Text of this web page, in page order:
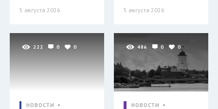
5 августа 2026 5 августа 2026
222 0 0
НОВОСТИ
486 0 0
НОВОСТИ